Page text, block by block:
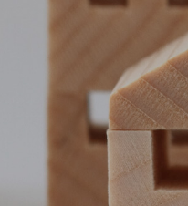
タマホームの考える家づくり
リフォームメニュー
分譲マンション
オーナー様の声